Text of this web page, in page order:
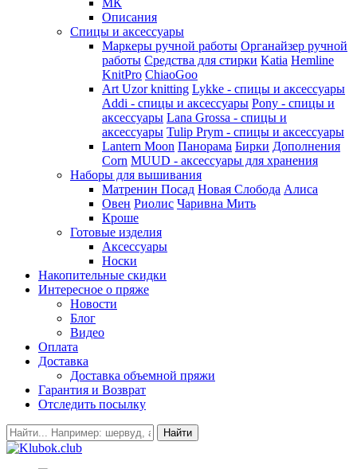
МК
Описания
Спицы и аксессуары
Маркеры ручной работы Органайзер ручной
работы Средства для стирки Katia Hemline
KnitPro ChiaoGoo
Art Uzor knitting Lykke - спицы и аксессуары
Addi - спицы и аксессуары Pony - спицы и
аксессуары Lana Grossa - спицы и
аксессуары Tulip Prym - спицы и аксессуары
Lantern Moon Панорама Бирки Дополнения
Corn MUUD - аксессуары для хранения
Наборы для вышивания
Матренин Посад Новая Слобода Алиса
Овен Риолис Чаривна Мить
Кроше
Готовые изделия
Аксессуары
Носки
Накопительные скидки
Интересное о пряже
Новости
Блог
Видео
Оплата
Доставка
Доставка объемной пряжи
Гарантия и Возврат
Отследить посылку
Найти